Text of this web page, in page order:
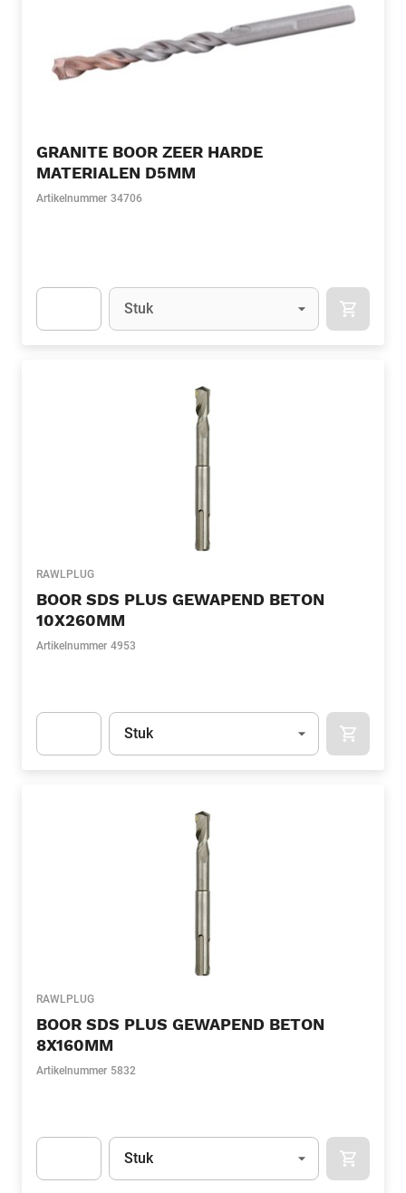
GRANITE BOOR ZEER HARDE
MATERIALEN D5MM
Artikelnummer 34706
Eenheid
Stuk
RAWLPLUG
BOOR SDS PLUS GEWAPEND BETON
10X260MM
Artikelnummer 4953
Eenheid
Stuk
RAWLPLUG
BOOR SDS PLUS GEWAPEND BETON
8X160MM
Artikelnummer 5832
Eenheid
Stuk